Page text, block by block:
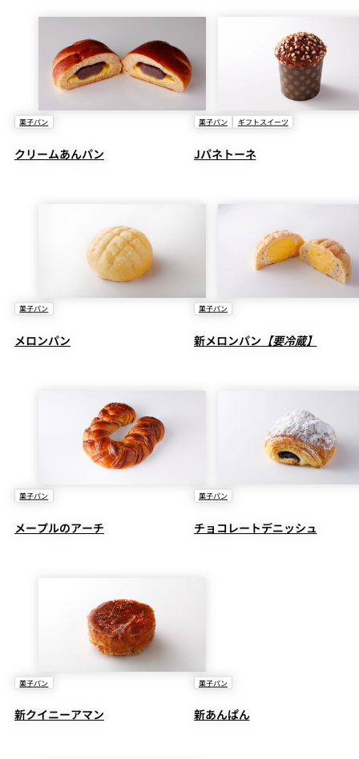
菓子パン
クリームあんパン
菓子パン ギフトスイーツ
Jパネトーネ
菓子パン
メロンパン
菓子パン
新メロンパン 【要冷蔵】
菓子パン
メープルのアーチ
菓子パン
チョコレートデニッシュ
菓子パン
新クイニーアマン
菓子パン
新あんぱん